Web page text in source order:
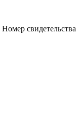
Номер свидетельства